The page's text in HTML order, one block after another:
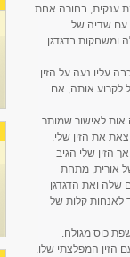
ענקית, בחורה אחת
עם שדיה של
ומשחקות בדגדגן.
עליו נעה על הזין
לקרוע אותה, אם
אות לאישור שמותר
את הזין שלי.
הזין שלי הגיב
אורית, מתחת
שלה ואת הדגדגן
לאנחות קלות של
כוס מגולח.
הזין המפלצתי שלו.